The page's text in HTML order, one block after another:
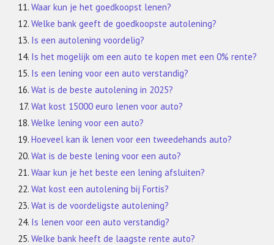
Waar kun je het goedkoopst lenen?
Welke bank geeft de goedkoopste autolening?
Is een autolening voordelig?
Is het mogelijk om een auto te kopen met een 0% rente?
Is een lening voor een auto verstandig?
Wat is de beste autolening in 2025?
Wat kost 15000 euro lenen voor auto?
Welke lening voor een auto?
Hoeveel kan ik lenen voor een tweedehands auto?
Wat is de beste lening voor een auto?
Waar kun je het beste een lening afsluiten?
Wat kost een autolening bij Fortis?
Wat is de voordeligste autolening?
Is lenen voor een auto verstandig?
Welke bank heeft de laagste rente auto?